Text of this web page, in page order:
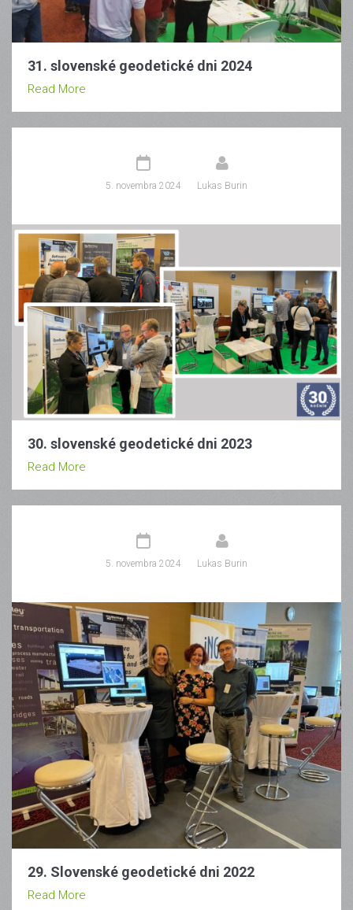
31. slovenské geodetické dni 2024
Read More
5. novembra 2024 Lukas Burin
30. slovenské geodetické dni 2023
Read More
5. novembra 2024 Lukas Burin
29. Slovenské geodetické dni 2022
Read More